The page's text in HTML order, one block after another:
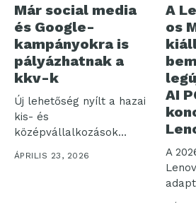
Már social media
és Google-
kampányokra is
pályázhatnak a
kkv-k
Új lehetőség nyílt a hazai
kis- és
középvállalkozások
számára: immár social
ÁPRILIS 23, 2026
A
os
AI
A
üzleti...